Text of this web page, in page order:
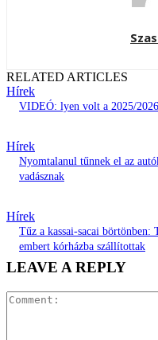
RELATED ARTICLES
Hírek
VIDEÓ: lyen volt a 2025/
Hírek
Nyomtalanul tűnnek el az
vadásznak
Hírek
Tűz a kassai-sacai börtönben:
embert kórházba szállítottak
LEAVE A REPLY